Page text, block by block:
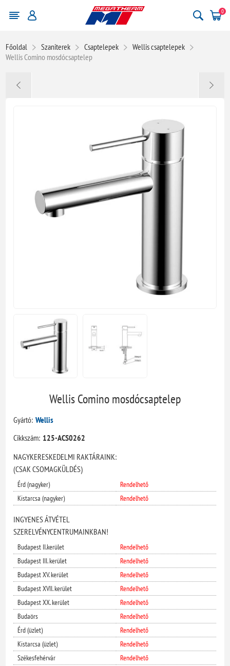
0
Főoldal Szaniterek Csaptelepek
Wellis csaptelepek
Wellis Comino mosdócsaptelep
Wellis Comino mosdócsaptelep
Gyártó: Wellis
Cikkszám: 125-ACS0262
NAGYKERESKEDELMI RAKTÁRAINK:
(CSAK CSOMAGKÜLDÉS)
Érd (nagyker)
Rendelhető
Kistarcsa (nagyker)
Rendelhető
INGYENES ÁTVÉTEL
SZERELVÉNYCENTRUMAINKBAN!
Budapest II.kerület
Rendelhető
Budapest III. kerület
Rendelhető
Budapest XV. kerület
Rendelhető
Budapest XVII. kerület
Rendelhető
Budapest XX. kerület
Rendelhető
Budaörs
Rendelhető
Érd (üzlet)
Rendelhető
Kistarcsa (üzlet)
Rendelhető
Székesfehérvár
Rendelhető